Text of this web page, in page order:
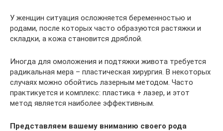
У женщин ситуация осложняется беременностью и
родами, после которых часто образуются растяжки и
складки, а кожа становится дряблой.
Иногда для омоложения и подтяжки живота требуется
радикальная мера – пластическая хирургия. В некоторых
случаях можно обойтись лазерным методом. Часто
практикуется и комплекс: пластика + лазер, и этот
метод является наиболее эффективным.
Представляем вашему вниманию своего рода